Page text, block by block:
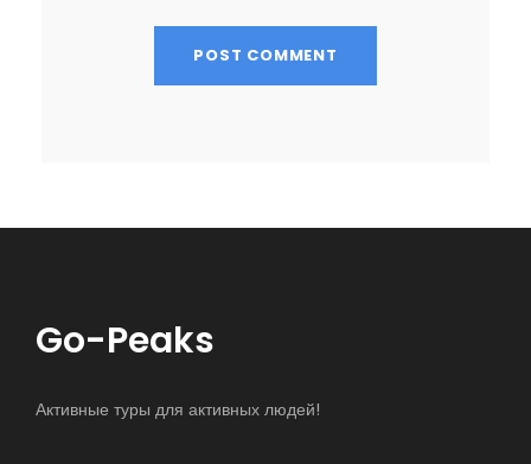
Go-Peaks
Активные туры для активных людей!